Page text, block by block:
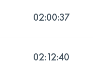
02:00:37
02:12:40